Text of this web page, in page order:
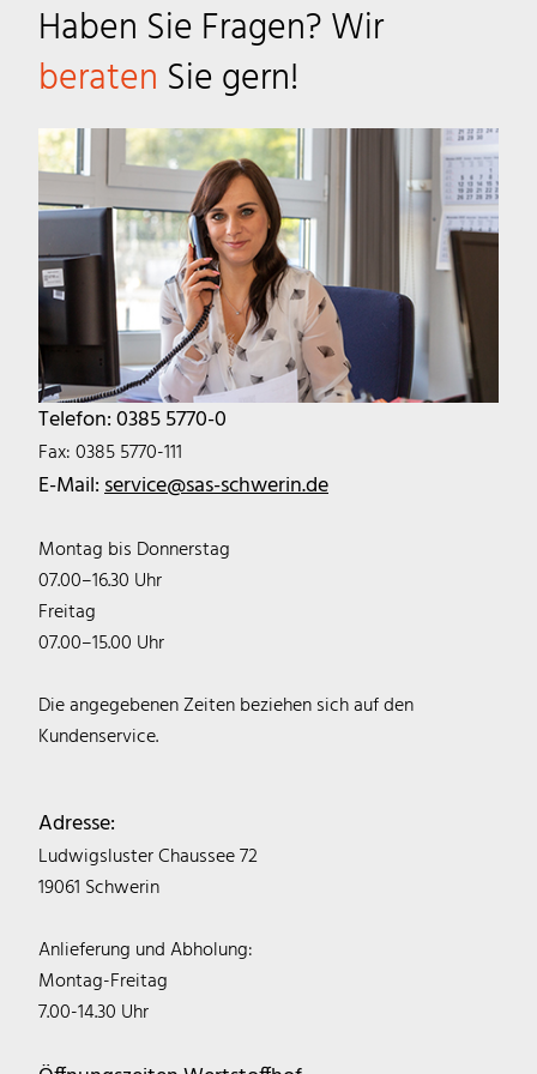
Haben Sie Fragen? Wir
beraten Sie gern!
Telefon: 0385 5770-0
Fax: 0385 5770-111
E-Mail:service@sas-schwerin.de
Montag bis Donnerstag
07.00–16.30 Uhr
Freitag
07.00–15.00 Uhr
Die angegebenen Zeiten beziehen sich auf den
Kundenservice.
Adresse:
Ludwigsluster Chaussee 72
19061 Schwerin
Anlieferung und Abholung:
Montag-Freitag
7.00-14.30 Uhr